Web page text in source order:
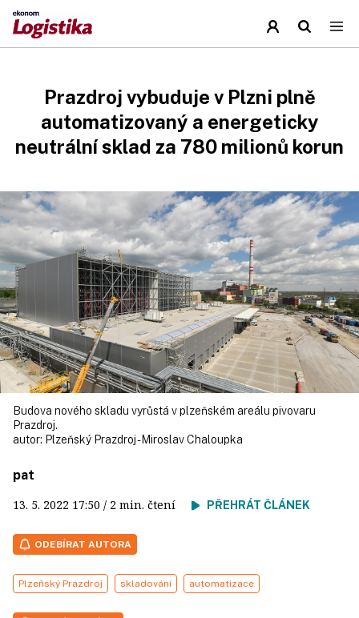
Prazdroj vybuduje v Plzni plně
automatizovaný a energeticky
neutrální sklad za 780 milionů korun
Budova nového skladu vyrůstá v plzeňském areálu pivovaru
Prazdroj.
autor: Plzeňský Prazdroj - Miroslav Chaloupka
pat
13. 5. 2022 17:50 / 2 min. čtení PŘEHRÁT ČLÁNEK
ODEBÍRAT AUTORA
Plzeňský Prazdroj skladování automatizace